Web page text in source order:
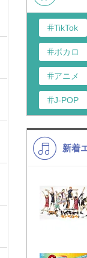
TikTok
ボカロ
アニメ
J-POP
K-POP
VTuber
新着